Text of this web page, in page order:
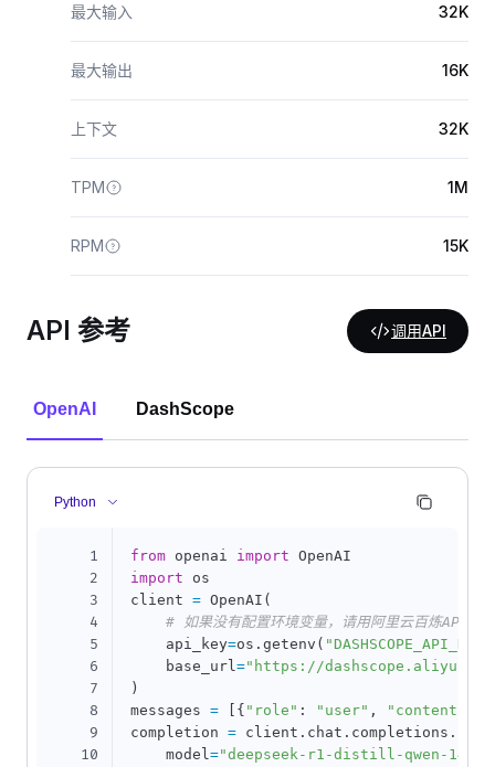
最大输入 32K
最大输出 16K
上下文 32K
TPM 1M
RPM 15K
API 参考 调用API
OpenAI DashScope
Python
1
2
3
4
5
6
7
8
9
10
from openai import
import os
client = OpenAI (
# 如果没有配置环境变量，请用阿里云百炼
    api_key
=os . getenv ( "DASHSCOPE_API_KEY"
    base_url
="https://
)
messages = { "role" : "user" , "content"
completion = client . chat . completions .
    model
="deepseek-r1-distill-qwen-14b"